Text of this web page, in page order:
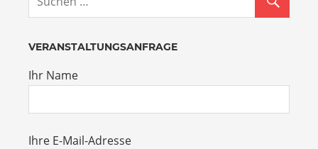
VERANSTALTUNGSANFRAGE
Ihr Name
Ihre E-Mail-Adresse